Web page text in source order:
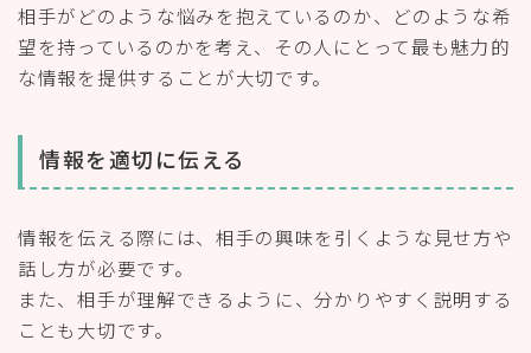
相手がどのような悩みを抱えているのか、どのような希
望を持っているのかを考え、その人にとって最も魅力的
な情報を提供することが大切です。
情報を適切に伝える
情報を伝える際には、相手の興味を引くような見せ方や
話し方が必要です。
また、相手が理解できるように、分かりやすく説明する
ことも大切です。